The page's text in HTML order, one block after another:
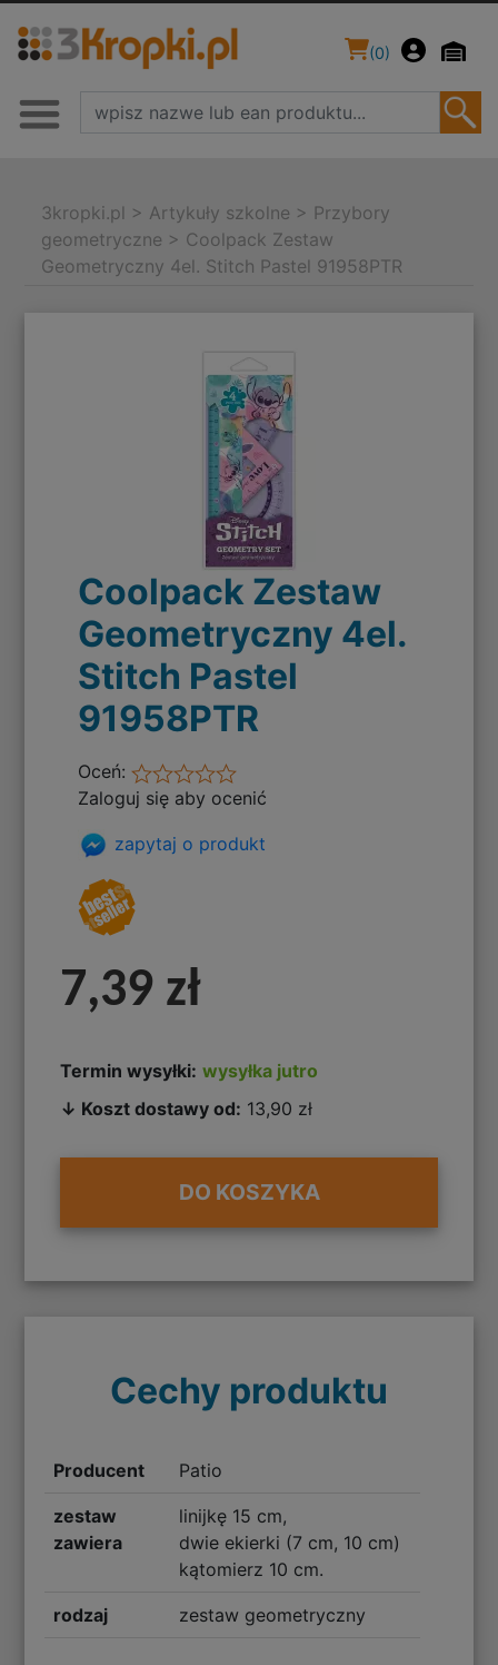
(0)
3kropki.pl > Artykuły szkolne > Przybory
geometryczne > Coolpack Zestaw
Geometryczny 4el. Stitch Pastel 91958PTR
Coolpack Zestaw
Geometryczny 4el.
Stitch Pastel
91958PTR
Oceń:
Zaloguj się aby ocenić
zapytaj o produkt
7,39 zł
Termin wysyłki: wysyłka jutro
↓ Koszt dostawy od: 13,90 zł
DO KOSZYKA
Cechy produktu
Producent Patio
zestaw
zawiera
linijkę 15 cm,
dwie ekierki (7 cm, 10 cm)
kątomierz 10 cm.
rodzaj zestaw geometryczny